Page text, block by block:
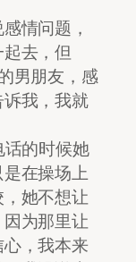
情问题，
去，但
男朋友，感
我，我就
话的时候她
在操场上
她不想让
为那里让
，我本来